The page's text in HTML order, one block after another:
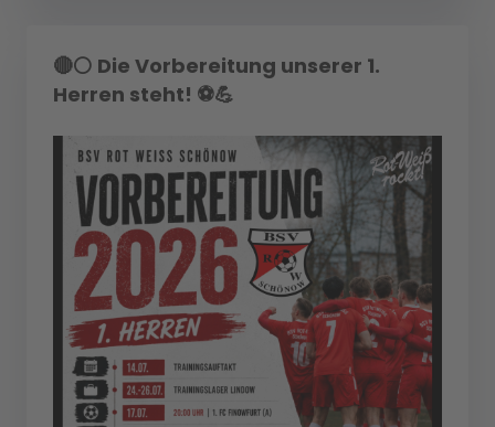
🔴⚪ Die Vorbereitung unserer 1.
Herren steht! ⚽💪